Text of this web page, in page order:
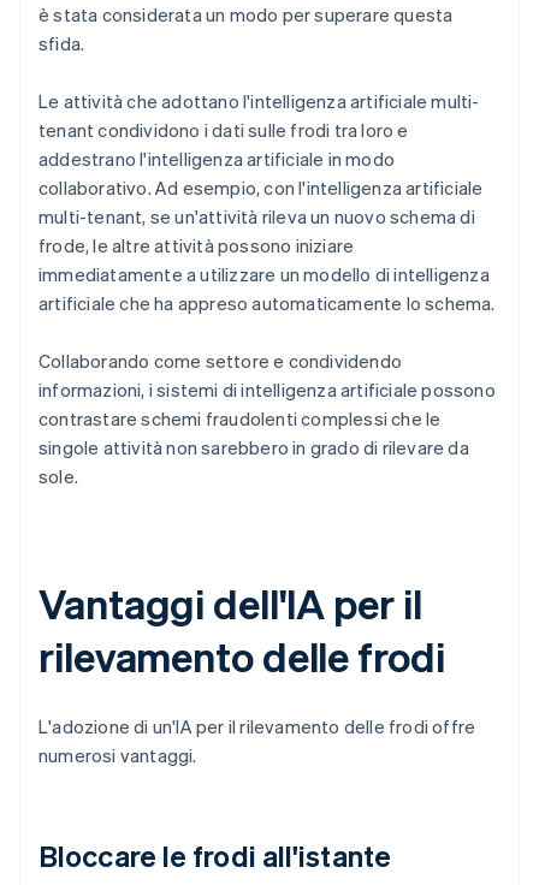
è stata considerata un modo per superare questa
sfida.
Le attività che adottano l'intelligenza artificiale multi-
tenant condividono i dati sulle frodi tra loro e
addestrano l'intelligenza artificiale in modo
collaborativo. Ad esempio, con l'intelligenza artificiale
multi-tenant, se un'attività rileva un nuovo schema di
frode, le altre attività possono iniziare
immediatamente a utilizzare un modello di intelligenza
artificiale che ha appreso automaticamente lo schema.
Collaborando come settore e condividendo
informazioni, i sistemi di intelligenza artificiale possono
contrastare schemi fraudolenti complessi che le
singole attività non sarebbero in grado di rilevare da
sole.
Vantaggi dell'IA per il
rilevamento delle frodi
L'adozione di un'IA per il rilevamento delle frodi offre
numerosi vantaggi.
Bloccare le frodi all'istante